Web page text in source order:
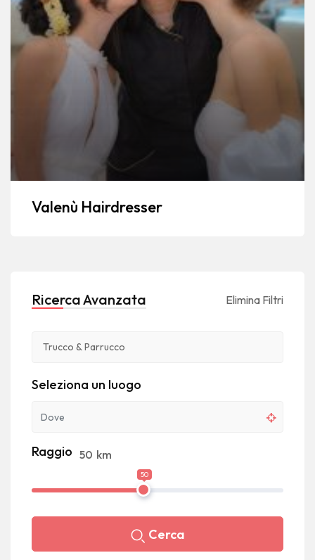
Valenù Hairdresser
Ricerca Avanzata Elimina Filtri
Seleziona un luogo
Raggio 50 km
50
Cerca